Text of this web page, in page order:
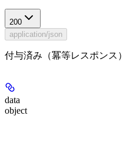
200
application/json
付与済み（冪等レスポンス）
data
object